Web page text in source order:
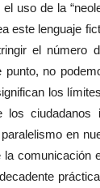
uso de la
este lenguaje
el número
no
los
ciudadanos
en
comunicación